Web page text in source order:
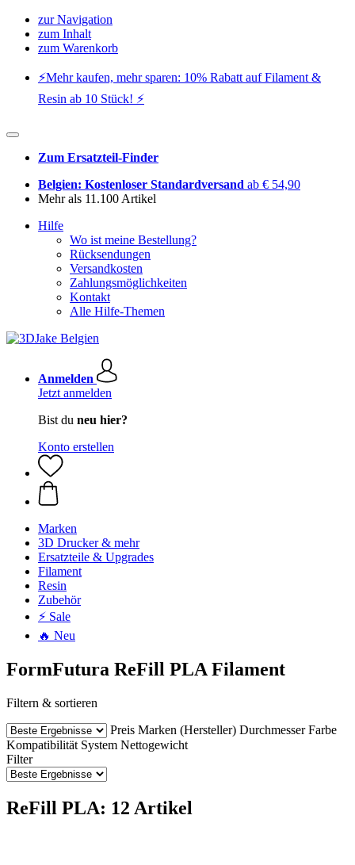
zur Navigation
zum Inhalt
zum Warenkorb
⚡️Mehr kaufen, mehr sparen: 10% Rabatt auf Filament &
Resin ab 10 Stück! ⚡️
Zum Ersatzteil-Finder
Belgien: Kostenloser Standardversand ab € 54,90
Mehr als 11.100 Artikel
Hilfe
Wo ist meine Bestellung?
Rücksendungen
Versandkosten
Zahlungsmöglichkeiten
Kontakt
Alle Hilfe-Themen
Anmelden
Jetzt anmelden
Bist du neu hier?
Konto erstellen
Marken
3D Drucker & mehr
Ersatzteile & Upgrades
Filament
Resin
Zubehör
⚡ Sale
🔥 Neu
FormFutura ReFill PLA Filament
Filtern & sortieren
Preis Marken (Hersteller) Durchmesser Farbe
Kompatibilität System Nettogewicht
Filter
ReFill PLA: 12 Artikel